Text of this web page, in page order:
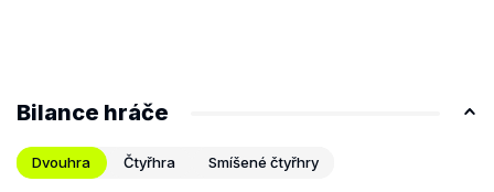
Bilance hráče
Dvouhra Čtyřhra Smíšené čtyřhry